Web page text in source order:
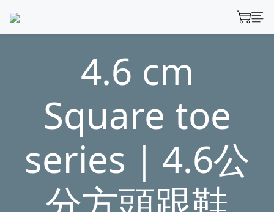
4.6 cm
Square toe
series｜4.6公